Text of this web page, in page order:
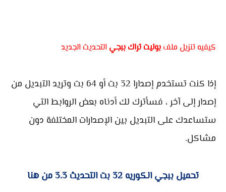
كيفيه تنزيل ملف بوليت تراك ببجي التحديث الجديد
إذا كنت تستخدم إصدارا 32 بت أو 64 بت وتريد التبديل من
إصدار إلى آخر ، فسأترك لك أدناه بعض الروابط التي
ستساعدك على التبديل بين الإصدارات المختلفة دون
مشاكل.
تحميل ببجي الكوريه 32 بت التحديث 3.3 من هنا